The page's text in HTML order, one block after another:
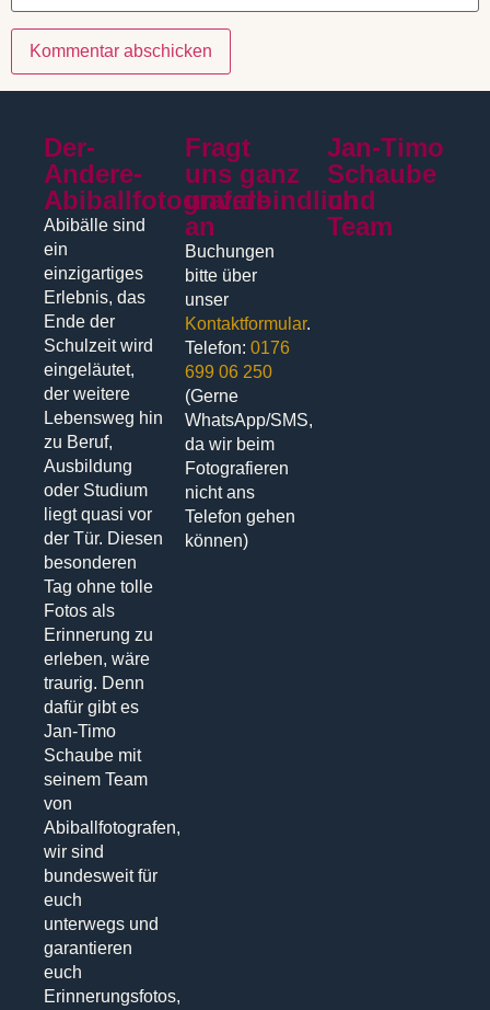
Der-
Andere-
Abiballfotograf.de
Abibälle sind
ein
einzigartiges
Erlebnis, das
Ende der
Schulzeit wird
eingeläutet,
der weitere
Lebensweg hin
zu Beruf,
Ausbildung
oder Studium
liegt quasi vor
der Tür. Diesen
besonderen
Tag ohne tolle
Fotos als
Erinnerung zu
erleben, wäre
traurig. Denn
dafür gibt es
Jan-Timo
Schaube mit
seinem Team
von
Abiballfotografen,
wir sind
bundesweit für
euch
unterwegs und
garantieren
euch
Erinnerungsfotos,
Fragt
uns ganz
unverbindlich
an
Buchungen
bitte über
unser
Kontaktformular.
Telefon:0176
699 06 250
(Gerne
WhatsApp/SMS,
da wir beim
Fotografieren
nicht ans
Telefon gehen
können)
Jan-Timo
Schaube
und
Team